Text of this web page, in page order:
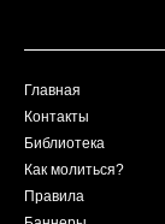
Главная
Контакты
Библиотека
Как молиться?
Правила